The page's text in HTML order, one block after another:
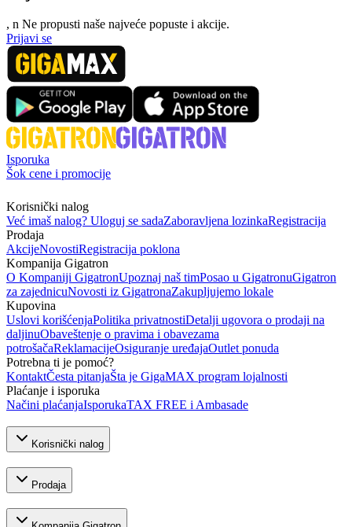
, n Ne propusti naše najveće popuste i akcije.
Prijavi se
Isporuka
Šok cene i promocije
Korisnički nalog
Već imaš nalog? Uloguj se sadaZaboravljena lozinkaRegistracija
Prodaja
AkcijeNovostiRegistracija poklona
Kompanija Gigatron
O Kompaniji GigatronUpoznaj naš timPosao u GigatronuGigatron
za zajednicuNovosti iz GigatronaZakupljujemo lokale
Kupovina
Uslovi korišćenjaPolitika privatnostiDetalji ugovora o prodaji na
daljinuObaveštenje o pravima i obavezama
potrošačaReklamacijeOsiguranje uređajaOutlet ponuda
Potrebna ti je pomoć?
KontaktČesta pitanjaŠta je GigaMAX program lojalnosti
Plaćanje i isporuka
Načini plaćanjaIsporukaTAX FREE i Ambasade
Korisnički nalog
Prodaja